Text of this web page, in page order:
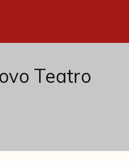
Teatro